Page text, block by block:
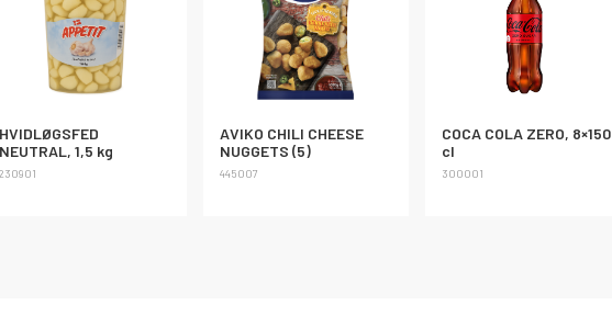
HVIDLØGSFED
NEUTRAL, 1,5 kg
230901
AVIKO CHILI CHEESE
NUGGETS (5)
445007
COCA COLA ZERO, 8×150
cl
300001